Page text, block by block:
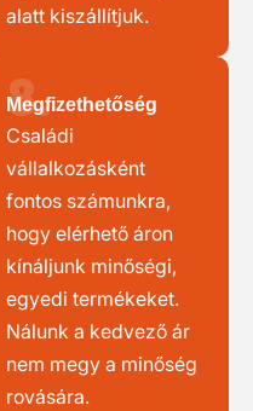
alatt kiszállítjuk.
8.
Megfizethetőség
Családi
vállalkozásként
fontos számunkra,
hogy elérhető áron
kínáljunk minőségi,
egyedi termékeket.
Nálunk a kedvező ár
nem megy a minőség
rovására.